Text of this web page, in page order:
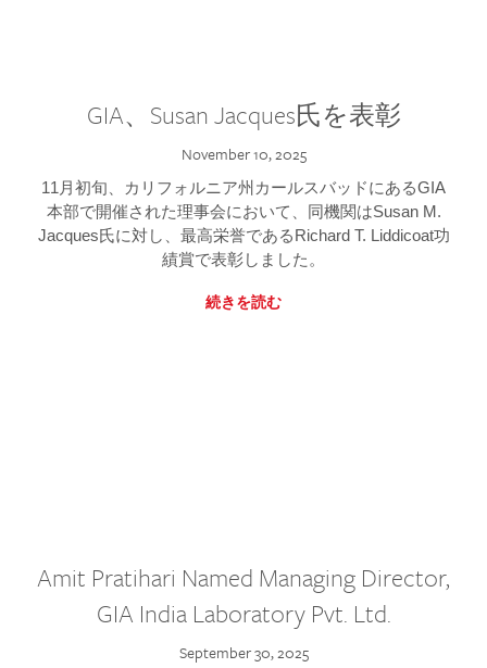
GIA、Susan Jacques氏を表彰
November 10, 2025
11月初旬、カリフォルニア州カールスバッドにあるGIA
本部で開催された理事会において、同機関はSusan M.
Jacques氏に対し、最高栄誉であるRichard T. Liddicoat功
績賞で表彰しました。
続きを読む
Amit Pratihari Named Managing Director,
GIA India Laboratory Pvt. Ltd.
September 30, 2025